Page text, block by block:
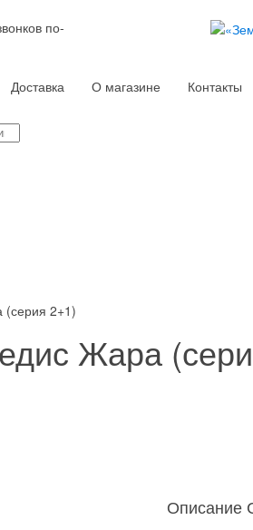
по-
Доставка О магазине Контакты
2+1)
Жара
Описание